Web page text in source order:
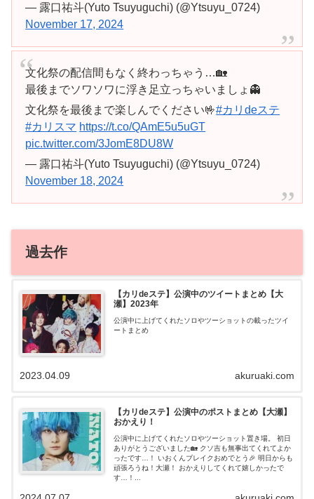
— 露口祐斗(Yuto Tsuyuguchi) (@Ytsuyu_0724)
November 17, 2024
文化祭の配信間もなく終わっちゃう…🏡
最後までソワソワに浮き足立っちゃいましょ👻
文化祭を最後まで楽しんでください🤟#カリdeステ
#カリスマ https://t.co/QAmE5u5uGT
pic.twitter.com/3JomE8DU8W
— 露口祐斗(Yuto Tsuyuguchi) (@Ytsuyu_0724)
November 18, 2024
過去作
【カリdeステ】公演中のツイートまとめ【大
瀬】2023年
公演中に上げてくれたソロやツーショットの載ったツイ
ートまとめ
akuruaki.com
2023.04.09
【カリdeステ】公演中のポストまとめ【大瀬】
おかえり！
公演中に上げてくれたソロやツーショット置き場。 初日
ありがとうございました🏡 クソ吉も無事出てくれてよか
ったです…！ いおくんブレイクおめでとう🎉 明日からも
頑張ろうね！大瀬！ おかえりしてくれて嬉しかったで
す…！...